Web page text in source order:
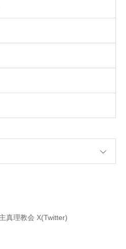
真理教会 X(Twitter)